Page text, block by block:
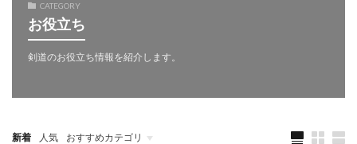
CATEGORY
お役立ち
剣道のお役立ち情報を紹介します。
新着 人気 おすすめカテゴリ